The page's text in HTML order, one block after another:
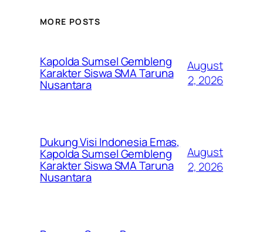
MORE POSTS
Kapolda Sumsel Gembleng
Karakter Siswa SMA Taruna
Nusantara
August
2, 2026
Dukung Visi Indonesia Emas,
Kapolda Sumsel Gembleng
Karakter Siswa SMA Taruna
Nusantara
August
2, 2026